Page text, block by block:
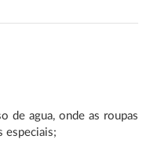
de agua, onde as roupas
especiais;